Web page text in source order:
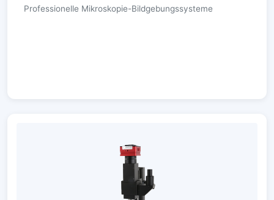
Professionelle Mikroskopie-Bildgebungssysteme